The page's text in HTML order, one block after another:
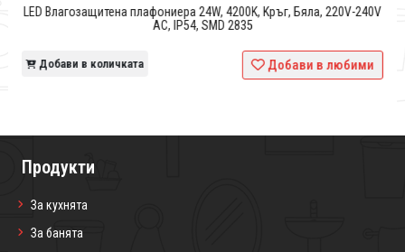
LED Влагозащитена плафониера 24W, 4200K, Kръг, Бяла, 220V-240V
AC, IP54, SMD 2835
Добави в количката Добави в любими
Продукти
За кухнята
За банята